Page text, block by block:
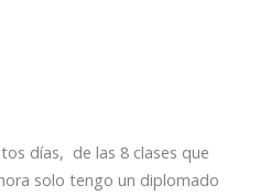
días, de las 8 clases que
solo tengo un diplomado